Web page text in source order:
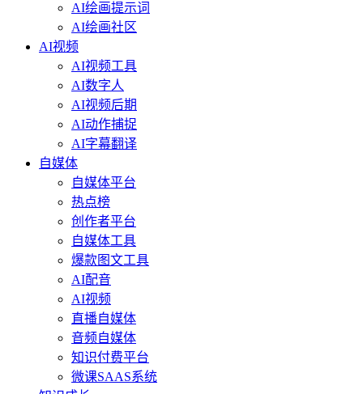
AI绘画提示词
AI绘画社区
AI视频
AI视频工具
AI数字人
AI视频后期
AI动作捕捉
AI字幕翻译
自媒体
自媒体平台
热点榜
创作者平台
自媒体工具
爆款图文工具
AI配音
AI视频
直播自媒体
音频自媒体
知识付费平台
微课SAAS系统